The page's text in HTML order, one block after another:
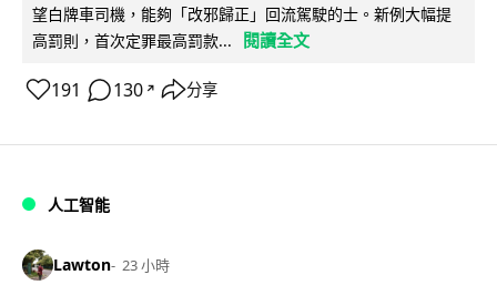
望白牌車司機，能夠「改邪歸正」回流駕駛的士。新例大幅提
高罰則，首次定罪最高罰款...
閱讀全文
191 130 ↗ 分享
人工智能
Lawton 23 小時